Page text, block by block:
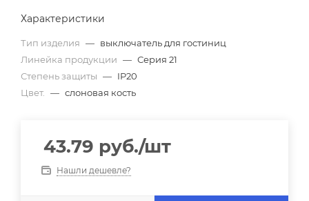
Характеристики
Тип изделия — выключатель для гостиниц
Линейка продукции — Серия 21
Степень защиты — IP20
Цвет.
— слоновая кость
43.79 руб./шт
Нашли дешевле?